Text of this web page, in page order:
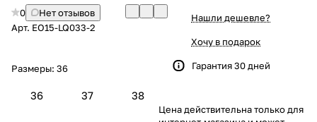
0
Нет отзывов
Арт. EO15-LQ033-2
Размеры: 36
36 37 38
Нашли дешевле?
Хочу в подарок
Гарантия 30 дней
Цена действительна только для